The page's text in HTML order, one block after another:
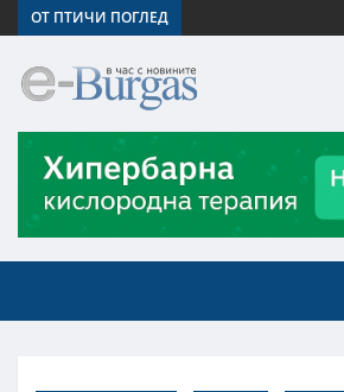
ОТ ПТИЧИ ПОГЛЕД